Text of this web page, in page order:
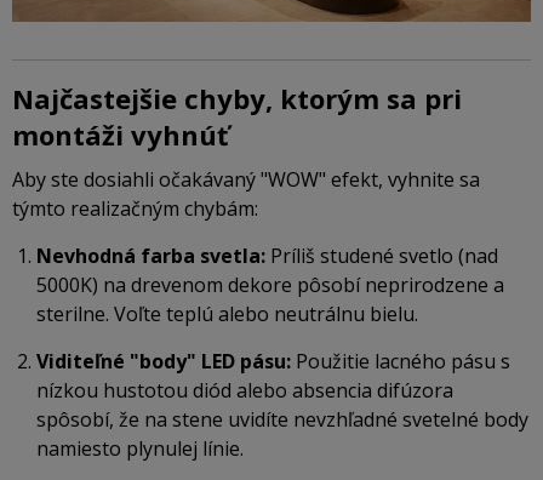
Najčastejšie chyby, ktorým sa pri
montáži vyhnúť
Aby ste dosiahli očakávaný "WOW" efekt, vyhnite sa
týmto realizačným chybám:
Nevhodná farba svetla: Príliš studené svetlo (nad
5000K) na drevenom dekore pôsobí neprirodzene a
sterilne. Voľte teplú alebo neutrálnu bielu.
Viditeľné "body" LED pásu: Použitie lacného pásu s
nízkou hustotou diód alebo absencia difúzora
spôsobí, že na stene uvidíte nevzhľadné svetelné body
namiesto plynulej línie.